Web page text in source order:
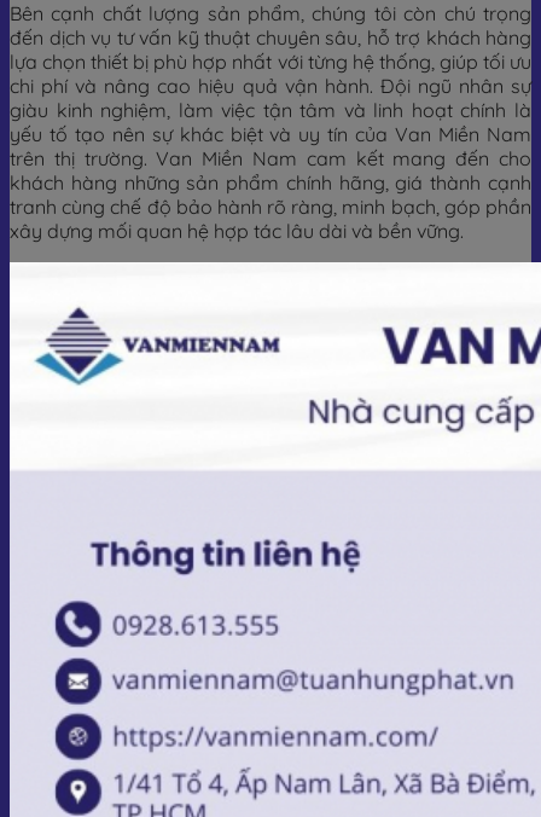
Bên cạnh chất lượng sản phẩm, chúng tôi còn chú trọng
đến dịch vụ tư vấn kỹ thuật chuyên sâu, hỗ trợ khách hàng
lựa chọn thiết bị phù hợp nhất với từng hệ thống, giúp tối ưu
chi phí và nâng cao hiệu quả vận hành. Đội ngũ nhân sự
giàu kinh nghiệm, làm việc tận tâm và linh hoạt chính là
yếu tố tạo nên sự khác biệt và uy tín của Van Miền Nam
trên thị trường. Van Miền Nam cam kết mang đến cho
khách hàng những sản phẩm chính hãng, giá thành cạnh
tranh cùng chế độ bảo hành rõ ràng, minh bạch, góp phần
xây dựng mối quan hệ hợp tác lâu dài và bền vững.